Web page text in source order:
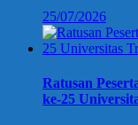
25/07/2026
Ratusan
ke-25